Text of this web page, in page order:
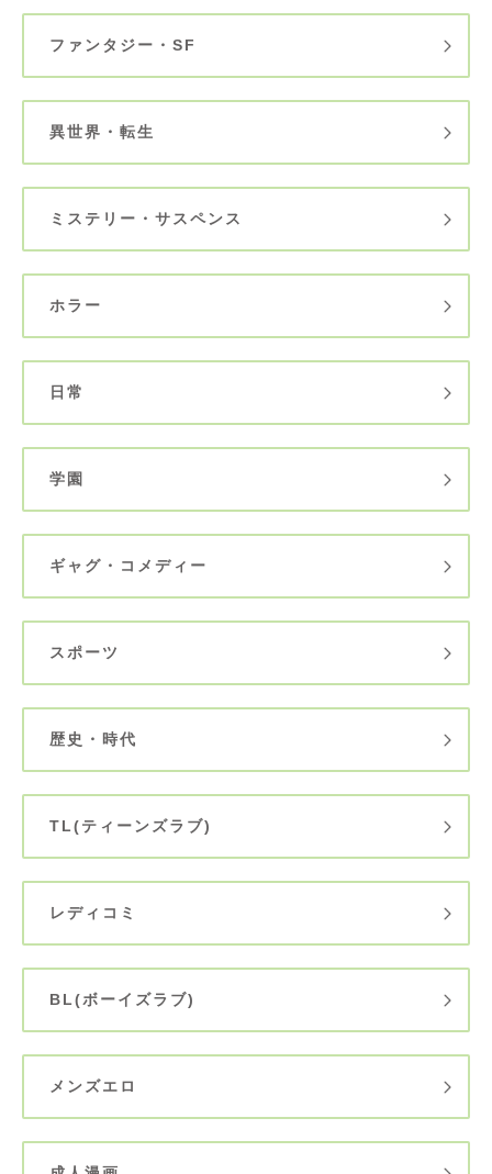
ファンタジー・SF
異世界・転生
ミステリー・サスペンス
ホラー
日常
学園
ギャグ・コメディー
スポーツ
歴史・時代
TL(ティーンズラブ)
レディコミ
BL(ボーイズラブ)
メンズエロ